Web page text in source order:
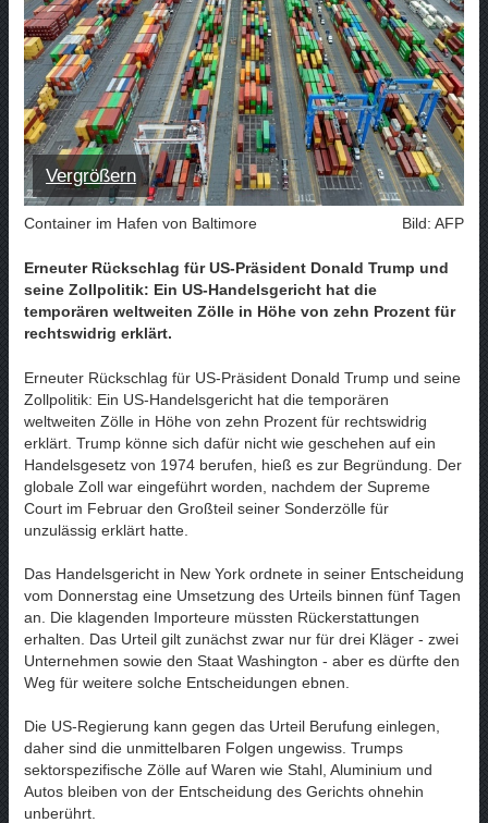
Vergrößern
Container im Hafen von Baltimore Bild: AFP
Erneuter Rückschlag für US-Präsident Donald Trump und
seine Zollpolitik: Ein US-Handelsgericht hat die
temporären weltweiten Zölle in Höhe von zehn Prozent für
rechtswidrig erklärt.
Erneuter Rückschlag für US-Präsident Donald Trump und seine
Zollpolitik: Ein US-Handelsgericht hat die temporären
weltweiten Zölle in Höhe von zehn Prozent für rechtswidrig
erklärt. Trump könne sich dafür nicht wie geschehen auf ein
Handelsgesetz von 1974 berufen, hieß es zur Begründung. Der
globale Zoll war eingeführt worden, nachdem der Supreme
Court im Februar den Großteil seiner Sonderzölle für
unzulässig erklärt hatte.
Das Handelsgericht in New York ordnete in seiner Entscheidung
vom Donnerstag eine Umsetzung des Urteils binnen fünf Tagen
an. Die klagenden Importeure müssten Rückerstattungen
erhalten. Das Urteil gilt zunächst zwar nur für drei Kläger - zwei
Unternehmen sowie den Staat Washington - aber es dürfte den
Weg für weitere solche Entscheidungen ebnen.
Die US-Regierung kann gegen das Urteil Berufung einlegen,
daher sind die unmittelbaren Folgen ungewiss. Trumps
sektorspezifische Zölle auf Waren wie Stahl, Aluminium und
Autos bleiben von der Entscheidung des Gerichts ohnehin
unberührt.